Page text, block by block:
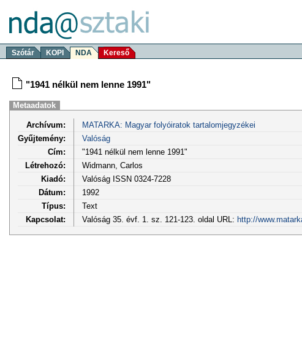
Szótár KOPI NDA Kereső
"1941 nélkül nem lenne 1991"
Metaadatok
Archívum:
MATARKA: Magyar folyóiratok tartalomjegyzékei
Gyűjtemény:
Valóság
Cím:
"1941 nélkül nem lenne 1991"
Létrehozó:
Widmann, Carlos
Kiadó:
Valóság ISSN 0324-7228
Dátum:
1992
Típus:
Text
Kapcsolat:
Valóság 35. évf. 1. sz. 121-123. oldal URL: http://